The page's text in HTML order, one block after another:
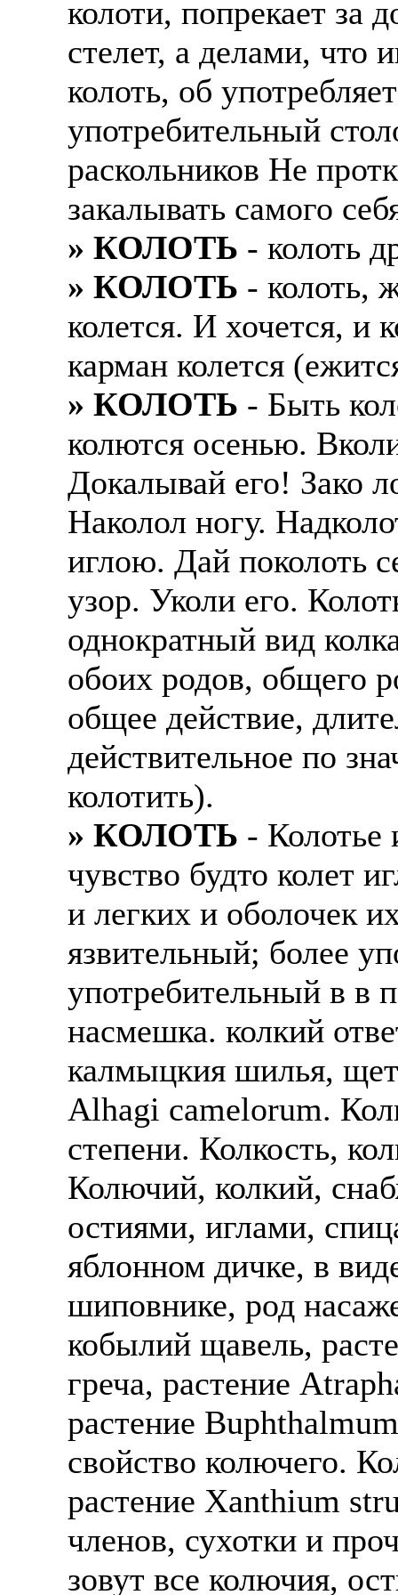
Также смотрите
отправке в другие
А также
рабочий,
стикеровщик.
# работа за границей
# работа за рубежом
# трудоустройство за
# трудоустройство за
В таких банках, как
Промсвязьбанк,
А также в компаниях:
СДЭК, ПЭК и т.д.
В направлениях: без
консультирование,
колоти, попрекает за
стелет, а делами, что
колоть, об
употребительный
раскольников Не
закалывать самого
» КОЛОТЬ - колоть
» КОЛОТЬ - колоть,
колется. И хочется, и
карман колется
» КОЛОТЬ - Быть
колются осенью.
Докалывай его! Зако
Наколол ногу.
иглою. Дай поколоть
узор. Уколи его.
однократный вид
обоих родов, общего
общее действие,
действительное по
колотить).
» КОЛОТЬ - Колотье
чувство будто колет
и легких и оболочек
язвительный; более
употребительный в в
насмешка. колкий
калмыцкия шилья,
Аlhagi camelorum.
степени. Колкость,
Колючий, колкий,
остиями, иглами,
яблонном дичке, в
шиповнике, род
кобылий щавель,
греча, растение
растение
свойство колючего.
растение Хаnthium
членов, сухотки и
зовут все колючия,